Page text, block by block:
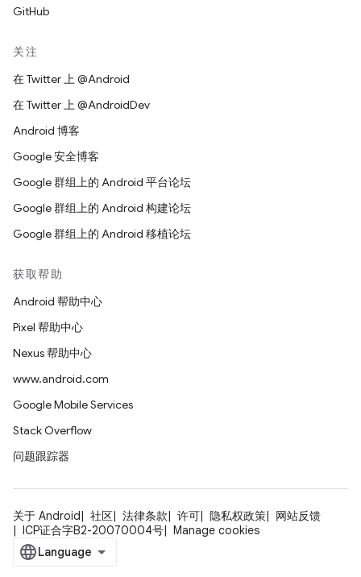
GitHub
关注
在 Twitter 上 @Android
在 Twitter 上 @AndroidDev
Android 博客
Google 安全博客
Google 群组上的 Android 平台论坛
Google 群组上的 Android 构建论坛
Google 群组上的 Android 移植论坛
获取帮助
Android 帮助中心
Pixel 帮助中心
Nexus 帮助中心
www.android.com
Google Mobile Services
Stack Overflow
问题跟踪器
关于 Android 社区 法律条款 许可 隐私权政策
网站反馈
ICP证合字B2-20070004号
Manage cookies